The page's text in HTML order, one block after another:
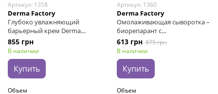
Артикул: 1358
Derma Factory
Глубоко увлажняющий
барьерный крем Derma
Factory Skin Barrier Cream, 150
г
855 грн
В наличии
Купить
Объем
Артикул: 1360
Derma Factory
Омолаживающая сыворотка –
биорепарант с
полинуклеотидами Derma
Factory PDRN 4% Ampoule, 30
мл
613 грн 875 грн
В наличии
Купить
Объем